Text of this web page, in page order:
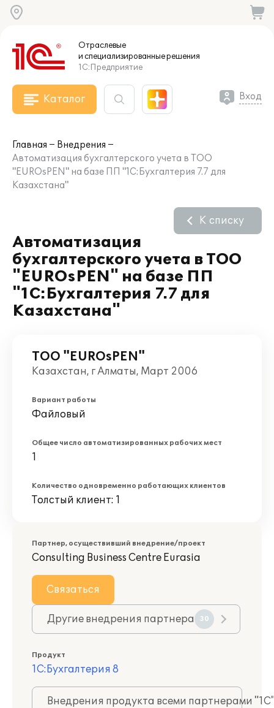
Отраслевые
и специализированныерешения
1С:Предприятие
Каталог Вход
Главная
Внедрения
Автоматизация бухгалтерского учета в ТОО
"EUROsPEN" на базе ПП "1С:Бухгалтерия 7.7 для
Казахстана"
Автоматизация
бухгалтерского учета в ТОО
"EUROsPEN" на базе ПП
"1С:Бухгалтерия 7.7 для
Казахстана"
К списку
ТОО "EUROsPEN"
Казахстан, г Алматы, Март 2006
Вариант работы
Файловый
Общее число автоматизированных рабочих мест
1
Количество одновременно работающих клиентов
Толстый клиент: 1
Партнер, осуществивший внедрение/проект
Consulting Business Centre Eurasia
Связаться
Другие внедрения партнера 30
Продукт
1С:Бухгалтерия 8
Внедрения продукта всеми партнерами